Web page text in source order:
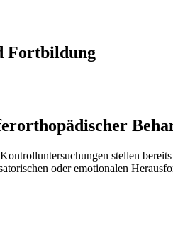
Fortbildung
stellen
oder emotionalen